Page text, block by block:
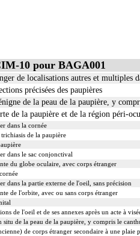
10 pour BAGA001
de localisations autres et multiples
précisées des paupières
de la peau de la paupière, y
de la paupière et de la région péri-
dans la cornée
de la paupière
dans le sac conjonctival
du globe oculaire, avec corps étranger
dans la partie externe de l'oeil, sans précision
de l'orbite, avec ou sans corps étranger
de l'oeil et de ses annexes après un acte à
situ de la peau de la paupière, y compris le
de corps étranger secondaire à une plaie